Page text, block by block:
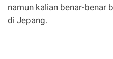
namun kalian benar-benar
di Jepang.